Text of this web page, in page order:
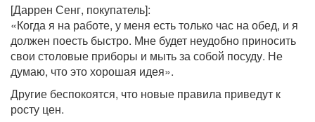
[Даррен Сенг, покупатель]:
«Когда я на работе, у меня есть только час на обед, и я
должен поесть быстро. Мне будет неудобно приносить
свои столовые приборы и мыть за собой посуду. Не
думаю, что это хорошая идея».
Другие беспокоятся, что новые правила приведут к
росту цен.